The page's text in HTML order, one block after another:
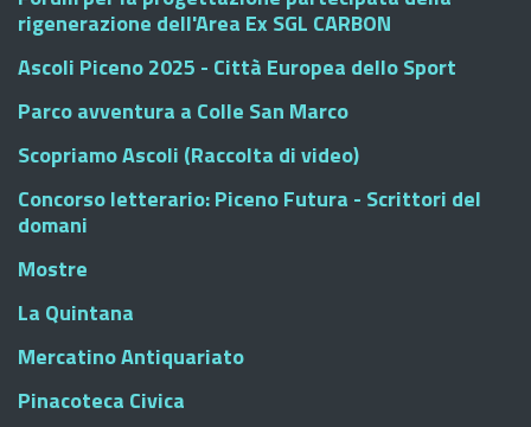
rigenerazione dell'Area Ex SGL CARBON
Ascoli Piceno 2025 - Città Europea dello Sport
Parco avventura a Colle San Marco
Scopriamo Ascoli (Raccolta di video)
Concorso letterario: Piceno Futura - Scrittori del
domani
Mostre
La Quintana
Mercatino Antiquariato
Pinacoteca Civica